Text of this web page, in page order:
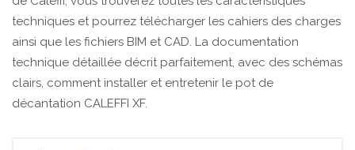
techniques et pourrez télécharger les cahiers des charges
ainsi que les fichiers BIM et CAD. La documentation
technique détaillée décrit parfaitement, avec des schémas
clairs, comment installer et entretenir le pot de
décantation CALEFFI XF.